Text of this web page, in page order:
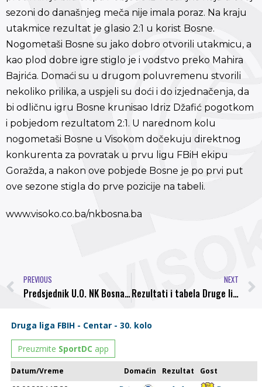
sezoni do današnjeg meča nije imala poraz. Na kraju
utakmice rezultat je glasio 2:1 u korist Bosne.
Nogometaši Bosne su jako dobro otvorili utakmicu, a
kao plod dobre igre stiglo je i vodstvo preko Mahira
Bajrića. Domaći su u drugom poluvremenu stvorili
nekoliko prilika, a uspjeli su doći i do izjednačenja, da
bi odličnu igru Bosne krunisao Idriz Džafić pogotkom
i pobjedom rezultatom 2:1. U narednom kolu
nogometaši Bosne u Visokom dočekuju direktnog
konkurenta za povratak u prvu ligu FBiH ekipu
Goražda, a nakon ove pobjede Bosne je po prvi put
ove sezone stigla do prve pozicije na tabeli.
www.visoko.co.ba/nkbosna.ba
PREVIOUS
Predsjednik U.O. NK Bosna Faruk Ihtijarević, izabran za člana stručnog kolegija FK Sarajevo
NEXT
Rezultati i tabela Druge lige Centar poslije šest odigranih kola